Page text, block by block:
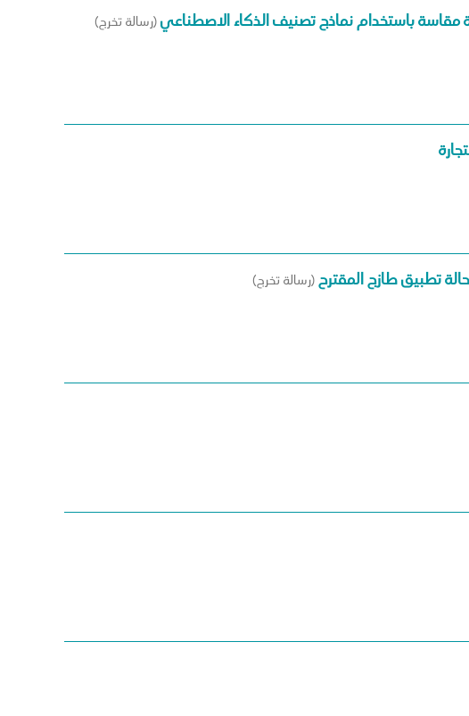
مقاسة باستخدام نماذج تصنيف الذكاء الاصطناعي(رسالة تخرج)
تطبيق طازج المقترح(رسالة تخرج)